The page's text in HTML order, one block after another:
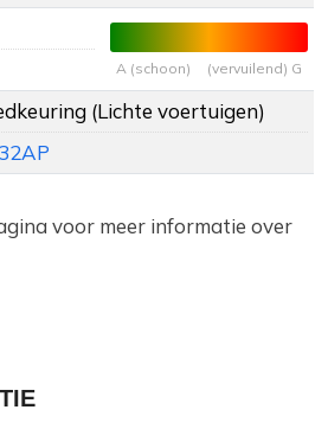
A (schoon) (vervuilend) G
(Lichte voertuigen)
voor meer informatie over